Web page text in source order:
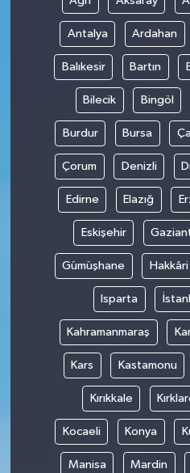
Antalya Ardahan
Balıkesir Bartın
Bilecik Bingöl
Burdur Bursa
Çorum Denizli
Edirne Elazığ
Eskişehir
Gümüşhane Hakkâri
Isparta
Kahramanmaraş
Kars Kastamonu
Kırıkkale
Kocaeli Konya
Manisa Mardin